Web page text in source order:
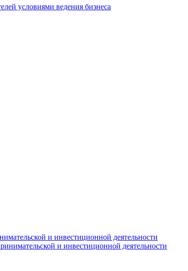
условиями ведения бизнеса
и инвестиционной деятельности
и инвестиционной деятельности